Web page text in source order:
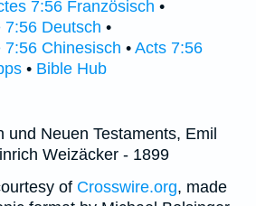
7:56 Französisch •
Deutsch •
Chinesisch • Acts 7:56
• Bible Hub
und Neuen Testaments, Emil
Weizäcker - 1899
of Crosswire.org, made